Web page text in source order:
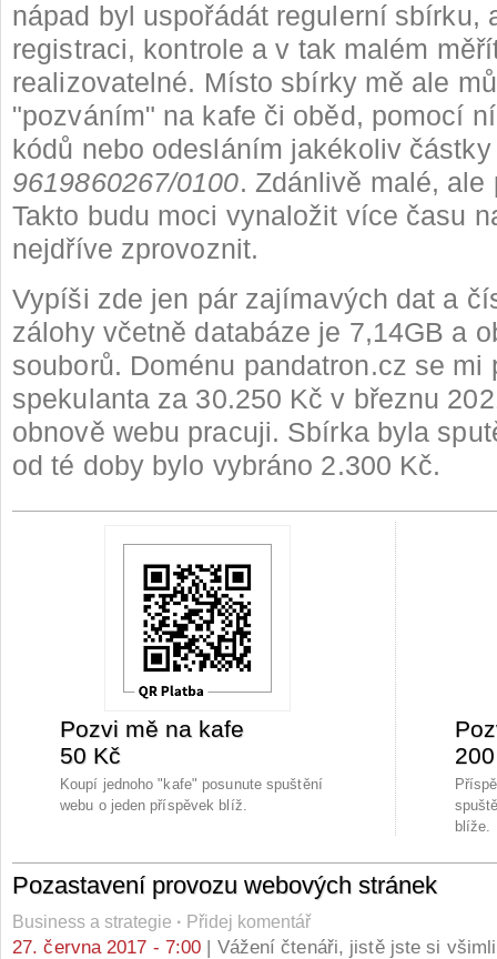
nápad byl uspořádát regulerní sbírku,
registraci, kontrole a v tak malém
realizovatelné. Místo sbírky mě ale
"pozváním" na kafe či oběd, pomocí
kódů nebo odesláním jakékoliv
9619860267/0100. Zdánlivě malé,
Takto budu moci vynaložit více času
nejdříve zprovoznit.
Vypíši zde jen pár zajímavých dat a
zálohy včetně databáze je 7,14GB a
souborů. Doménu pandatron.cz se mi
spekulanta za 30.250 Kč v březnu
obnově webu pracuji. Sbírka byla
od té doby bylo vybráno 2.300 Kč.
Pozvi mě na kafe
50 Kč
Koupí jednoho "kafe" posunute spuštění
webu o jeden příspěvek blíž.
blíže.
Pozastavení provozu webových stránek
Business a strategie · Přidej komentář
27. června 2017 - 7:00 | Vážení čtenáři, jistě jste si